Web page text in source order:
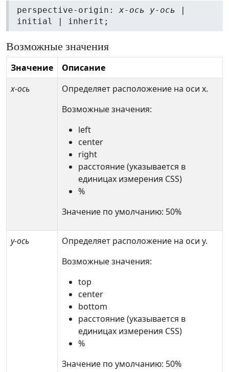
perspective-origin:x-ось y-ось
initial | inherit;
Возможные значения
Значение
Описание
x-ось
Определяет расположение на оси x.
Возможные значения:
left
center
right
расстояние (указывается в
единицах измерения CSS)
%
Значение по умолчанию: 50%
y-ось
Определяет расположение на оси y.
Возможные значения:
top
center
bottom
расстояние (указывается в
единицах измерения CSS)
%
Значение по умолчанию: 50%